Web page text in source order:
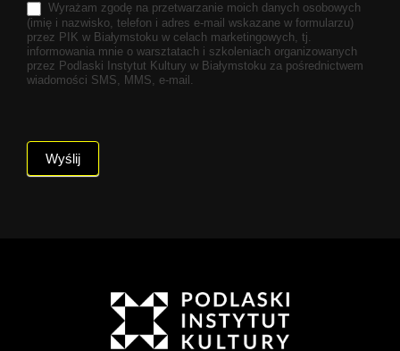
Wyrażam zgodę na przetwarzanie moich danych osobowych
(imię i nazwisko, telefon i adres e-mail wskazane w formularzu)
przez PIK w Białymstoku w celach marketingowych, tj.
informowania mnie o warsztatach i szkoleniach organizowanych
przez Podlaski Instytut Kultury w Białymstoku za pośrednictwem
wiadomości SMS, MMS, e-mail.
Wyślij